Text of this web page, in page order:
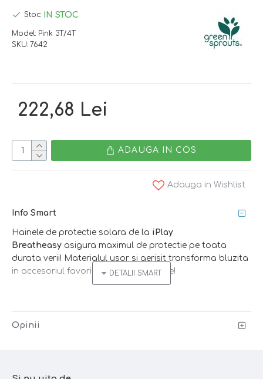
222,68 Lei
Stoc: IN STOC
Model: Pink 3T/4T
SKU: 7642
ADAUGA IN COS
Adauga in Wishlist
Info Smart
Hainele de protectie solara de la iPlay
Breatheasy asigura maximul de protectie pe toata
durata verii! Materialul usor si aerisit transforma bluzita
in accesoriul favorit al perioadei calde!
Opinii